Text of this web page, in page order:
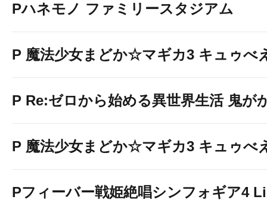
Pハネモノ ファミリースタジアム
P 魔法少女まどか☆マギカ3 キュゥべ
P Re:ゼロから始める異世界生活 鬼が
P 魔法少女まどか☆マギカ3 キュゥべ
Pフィーバー戦姫絶唱シンフォギア4